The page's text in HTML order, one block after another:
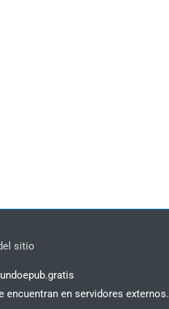
sitio
en servidores externos.